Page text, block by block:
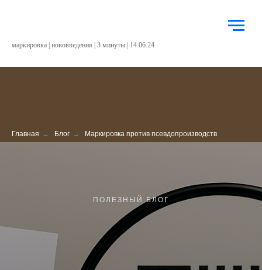
маркировка | нововведения | 3 минуты | 14.06.24
Главная → Блог → Маркировка против псевдопроизводств
ПОЛЕЗНЫЙ БЛОГ